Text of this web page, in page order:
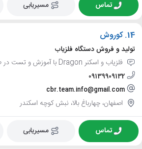
تماس مسیریابی
14. کوروش
تولید و فروش دستگاه فلزیاب
فلزیاب و اسکنر Dragon با آموزش و تست در طبیعت
09139909132
cbr.team.info@gmail.com
اصفهان، چهارباغ بالا، نبش کوچه اسکندر
تماس مسیریابی